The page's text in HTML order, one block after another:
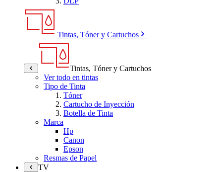
Tintas, Tóner y Cartuchos
Tintas, Tóner y Cartuchos
Ver todo en tintas
Tipo de Tinta
Tóner
Cartucho de Inyección
Botella de Tinta
Marca
Hp
Canon
Epson
Resmas de Papel
TV